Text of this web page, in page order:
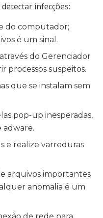
infecções:
do computador;
é um sinal.
do Gerenciador
processos suspeitos.
que se instalam sem
pop-up inesperadas,
adware.
e realize varreduras
arquivos importantes
anomalia é um